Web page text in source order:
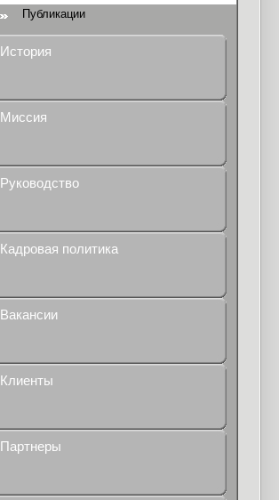
Публикации
История
Миссия
Руководство
Кадровая политика
Вакансии
Клиенты
Партнеры